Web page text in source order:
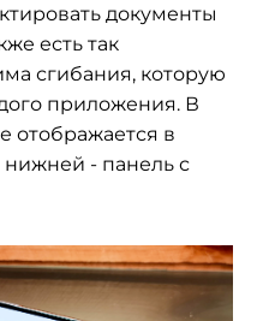
документы
есть так
сгибания, которую
приложения. В
отображается в
нижней - панель с